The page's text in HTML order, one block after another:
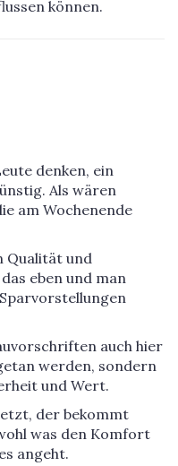
können.
denken, ein
Als wären
am Wochenende
Qualität und
eben und man
auch hier
werden, sondern
und Wert.
der bekommt
was den Komfort
angeht.